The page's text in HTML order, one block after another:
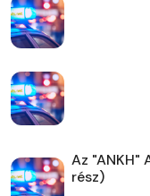
Az "ANKH"
rész)